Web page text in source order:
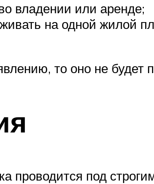
владении или аренде;
на одной жилой
то оно не будет
проводится под